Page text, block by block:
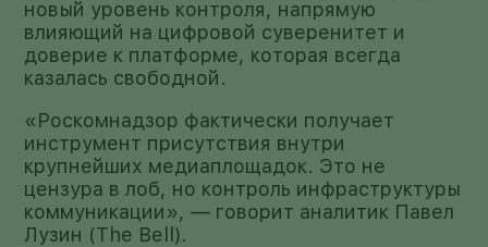
новый уровень контроля, напрямую
влияющий на цифровой суверенитет и
доверие к платформе, которая всегда
казалась свободной.
«Роскомнадзор фактически получает
инструмент присутствия внутри
крупнейших медиаплощадок. Это не
цензура в лоб, но контроль инфраструктуры
коммуникации», — говорит аналитик Павел
Лузин (The Bell).